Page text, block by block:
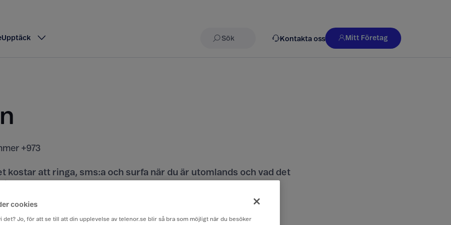
Upptäck
Sök Kontakta oss Mitt Företag
+973
kostar att ringa, sms:a och surfa när du är utomlands och vad det
Sverige till ett annat land.
här
cookies
det? Jo, för att se till att din upplevelse av telenor.se blir så bra som möjligt när du besöker